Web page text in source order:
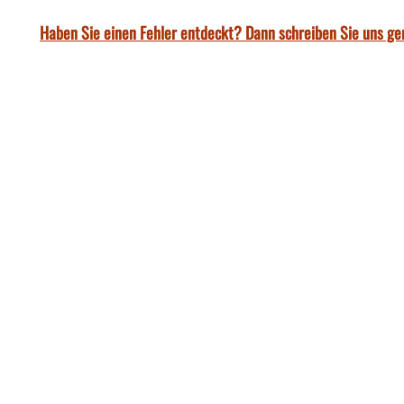
Haben Sie einen Fehler entdeckt? Dann schreiben Sie uns